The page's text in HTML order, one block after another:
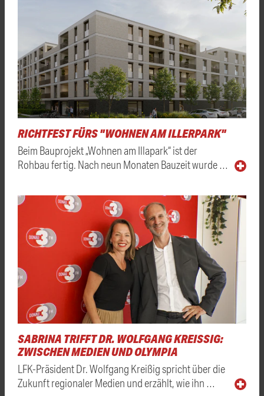
RICHTFEST FÜRS "WOHNEN AM ILLERPARK"
Beim Bauprojekt „Wohnen am Illapark“ ist der
Rohbau fertig. Nach neun Monaten Bauzeit wurde …
SABRINA TRIFFT DR. WOLFGANG KREISSIG: Z
WISCHEN MEDIEN UND OLYMPIA
LFK-Präsident Dr. Wolfgang Kreißig spricht über die
Zukunft regionaler Medien und erzählt, wie ihn …